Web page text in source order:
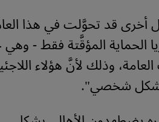
أخرى قد تحوَّلت في هذا
الحماية المؤقَّتة فقط -
وذلك لأنَّ هؤلاء
بشكل شخصي".